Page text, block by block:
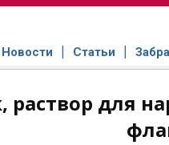
Новости Статьи
для